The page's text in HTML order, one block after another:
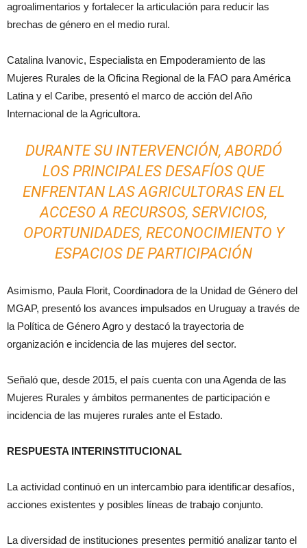
agroalimentarios y fortalecer la articulación para reducir las
brechas de género en el medio rural.
Catalina Ivanovic, Especialista en Empoderamiento de las
Mujeres Rurales de la Oficina Regional de la FAO para América
Latina y el Caribe, presentó el marco de acción del Año
Internacional de la Agricultora.
DURANTE SU INTERVENCIÓN, ABORDÓ
LOS PRINCIPALES DESAFÍOS QUE
ENFRENTAN LAS AGRICULTORAS EN EL
ACCESO A RECURSOS, SERVICIOS,
OPORTUNIDADES, RECONOCIMIENTO Y
ESPACIOS DE PARTICIPACIÓN
Asimismo, Paula Florit, Coordinadora de la Unidad de Género del
MGAP, presentó los avances impulsados en Uruguay a través de
la Política de Género Agro y destacó la trayectoria de
organización e incidencia de las mujeres del sector.
Señaló que, desde 2015, el país cuenta con una Agenda de las
Mujeres Rurales y ámbitos permanentes de participación e
incidencia de las mujeres rurales ante el Estado.
RESPUESTA INTERINSTITUCIONAL
La actividad continuó en un intercambio para identificar desafíos,
acciones existentes y posibles líneas de trabajo conjunto.
La diversidad de instituciones presentes permitió analizar tanto el